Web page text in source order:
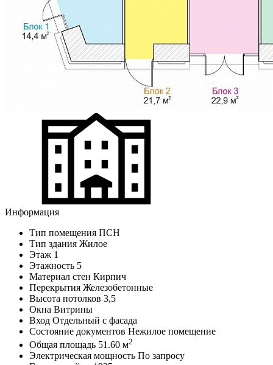
Информация
Тип помещения ПСН
Тип здания Жилое
Этаж 1
Этажность 5
Материал стен Кирпич
Перекрытия Железобетонные
Высота потолков 3,5
Окна Витрины
Вход Отдельный с фасада
Состояние документов Нежилое помещение
Общая площадь 51.60 м2
Электрическая мощность По запросу